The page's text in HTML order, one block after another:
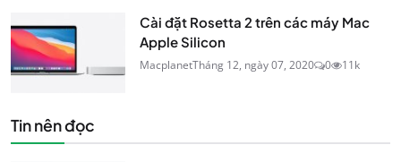
Cài đặt Rosetta 2 trên các máy Mac
Apple Silicon
MacplanetTháng 12, ngày 07, 2020 0 11k
Tin nên đọc